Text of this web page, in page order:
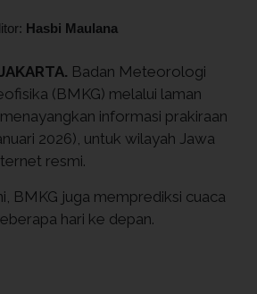
Hasbi Maulana
Badan Meteorologi
(BMKG) melalui laman
menayangkan informasi prakiraan
2026), untuk wilayah Jawa
resmi.
BMKG juga memprediksi cuaca
hari ke depan.